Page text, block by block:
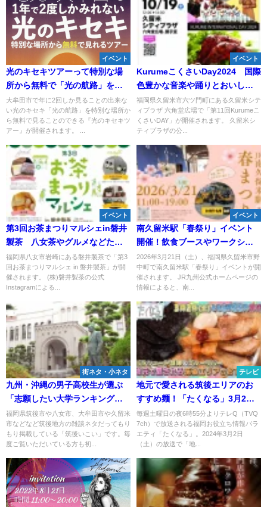
イベント
光のキセキツアーって特別な場
所から無料で「光の航路」を見
れるツアーが開催される。1月15
日と29日
大牟田市で年に2回しか見ることの出来な
い光のキセキ「光の航路」を特別な場所か
ら無料で見ることのできる『光のキセキツ
アー』が開催されます。 ...
イベント
KurumeこくさいDay2024 国際
色豊かな音楽や踊りとおいしい
料理など異国情緒を楽しめる！
福岡県久留米市六ツ門町にある久留米シテ
ィプラザ 六角堂広場で「第11回Kurumeこ
くさいDAY」が開催されます。 久留米シ
ティプラザの公...
イベント
第3回お茶まつりマルシェin磐井
製茶 八女茶やグルメなどたく
さんのお店が出店！（八女市）
福岡県八女市岩崎にある磐井製茶で「第3
回お茶まつりマルシェ in 磐井製茶」が開
催されます。 (株)磐井製茶の公式
Instagramによる...
イベント
南久留米駅「春祭り」イベント
開催！飲食ブースやワークショ
ップ、建設重機撮影ブースなど
（久留米市）
2026年3月21日（土）、福岡県久留米市野
中町で南久留米駅「春祭り」イベントが開
催されます。 JR九州公式ホームページの
情報によると、南...
街ネタ・小ネタ
九州・沖縄の男子高校生が選ぶ
「志願したい大学ランキング
TOP21」に筑後地方のアノ大学
がランクインしてる！（2025年5
月）
福岡県筑後市や八女市、大牟田市や久留米
市などなど筑後地方の雑談ネタだってもり
もり掲載している「筑後いこい」です。毎
度ご覧いただいている方も初...
テレビ
地元で愛される筑後エリアのお
すすめ麺！「たくなる」3月2日
放送
毎週土曜日の夜6時55分よりテレQ（TVQ
7ch）で放送される福岡お役立ち情報バラ
エティ「たくなる」。2024年3月2日
（土）の放送で「地...